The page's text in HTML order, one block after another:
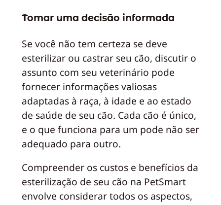
Tomar uma decisão informada
Se você não tem certeza se deve
esterilizar ou castrar seu cão, discutir o
assunto com seu veterinário pode
fornecer informações valiosas
adaptadas à raça, à idade e ao estado
de saúde de seu cão. Cada cão é único,
e o que funciona para um pode não ser
adequado para outro.
Compreender os custos e benefícios da
esterilização de seu cão na PetSmart
envolve considerar todos os aspectos,